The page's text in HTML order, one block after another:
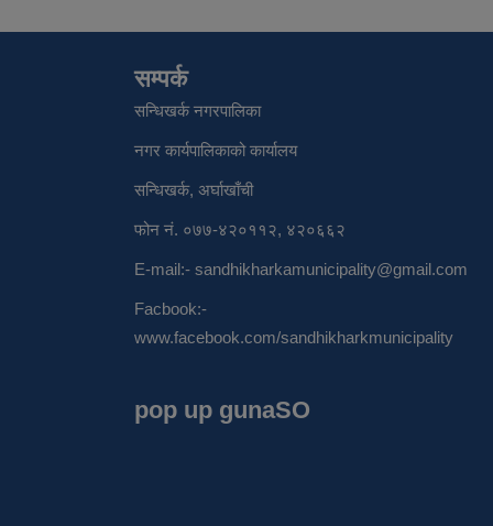
सम्पर्क
सन्धिखर्क नगरपालिका
नगर कार्यपालिकाको कार्यालय
सन्धिखर्क, अर्घाखाँची
फोन नं. ०७७-४२०११२, ४२०६६२
E-mail:- sandhikharkamunicipality@gmail.com
Facbook:-
www.facebook.com/sandhikharkmunicipality
pop up gunaSO